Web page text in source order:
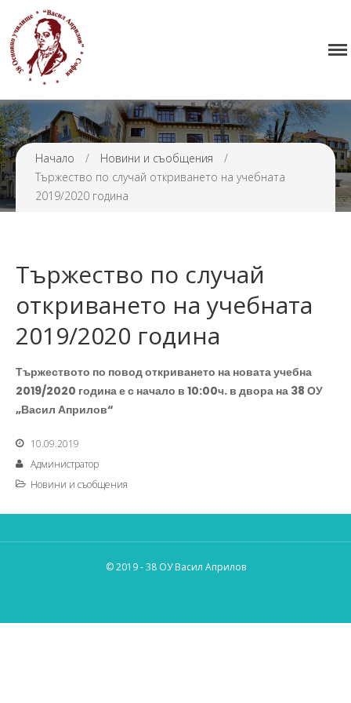
Нормативна уредба
Прием
Проекти и дейности
Седмично разписание
Начало / Новини и съобщения
/
Тържество по случай откриването на учебната
2019/2020 година
Тържество по случай
откриването на учебната
2019/2020 година
Тържеството по повод откриването на новата учебна
2019/2020 година е с начало в 10:00ч. в двора на 38 ОУ
„Васил Априлов“
10.09.2019
Администратор
Новини и съобщения
© 2019 - 38 ОУ Васил Априлов